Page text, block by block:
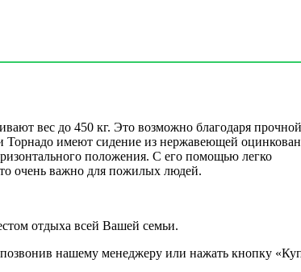
вес до 450 кг. Это возможно благодаря прочной
Торнадо имеют сидение из нержавеющей
положения. С его помощью легко
очень важно для пожилых людей.
отдыха всей Вашей семьи.
нашему менеджеру или нажать кнопку